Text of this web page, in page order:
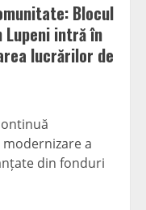
Blocul
Lupeni intră în
lucrărilor de
a
din fonduri